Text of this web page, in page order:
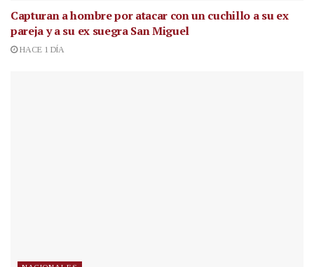
Capturan a hombre por atacar con un cuchillo a su ex
pareja y a su ex suegra San Miguel
HACE 1 DÍA